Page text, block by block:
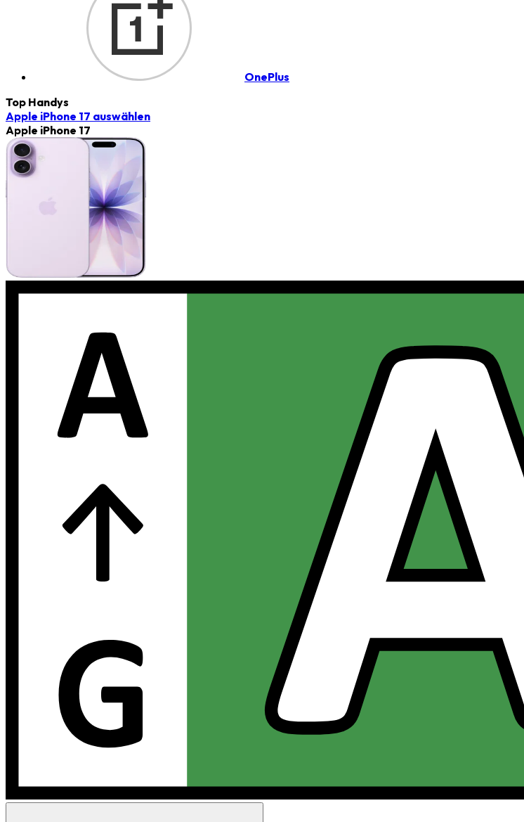
OnePlus
Top Handys
Apple iPhone 17 auswählen
Apple iPhone 17